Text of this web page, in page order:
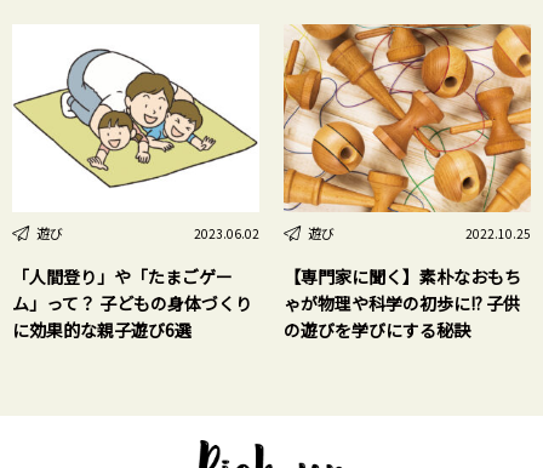
遊び 2023.06.02
「人間登り」や「たまごゲー
ム」って？ 子どもの身体づくり
に効果的な親子遊び6選
遊び 2022.10.25
【専門家に聞く】素朴なおもち
ゃが物理や科学の初歩に!? 子供
の遊びを学びにする秘訣